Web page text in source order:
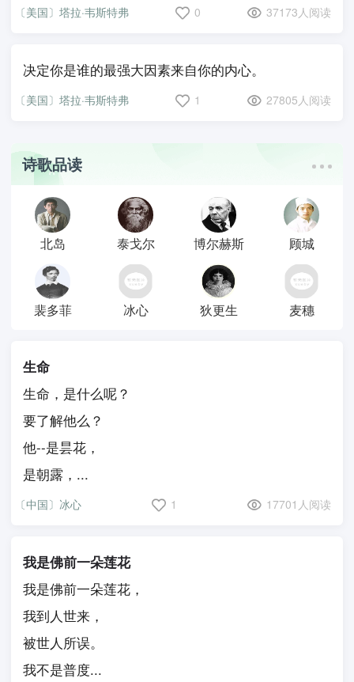
〔美国〕塔拉·韦斯特弗 0 37173人阅读
决定你是谁的最强大因素来自你的内心。
〔美国〕塔拉·韦斯特弗 1 27805人阅读
诗歌品读
北岛 泰戈尔 博尔赫斯 顾城
裴多菲 冰心 狄更生 麦穗
生命
生命，是什么呢？
要了解他么？
他--是昙花，
是朝露，...
〔中国〕冰心 1 17701人阅读
我是佛前一朵莲花
我是佛前一朵莲花，
我到人世来，
被世人所误。
我不是普度...